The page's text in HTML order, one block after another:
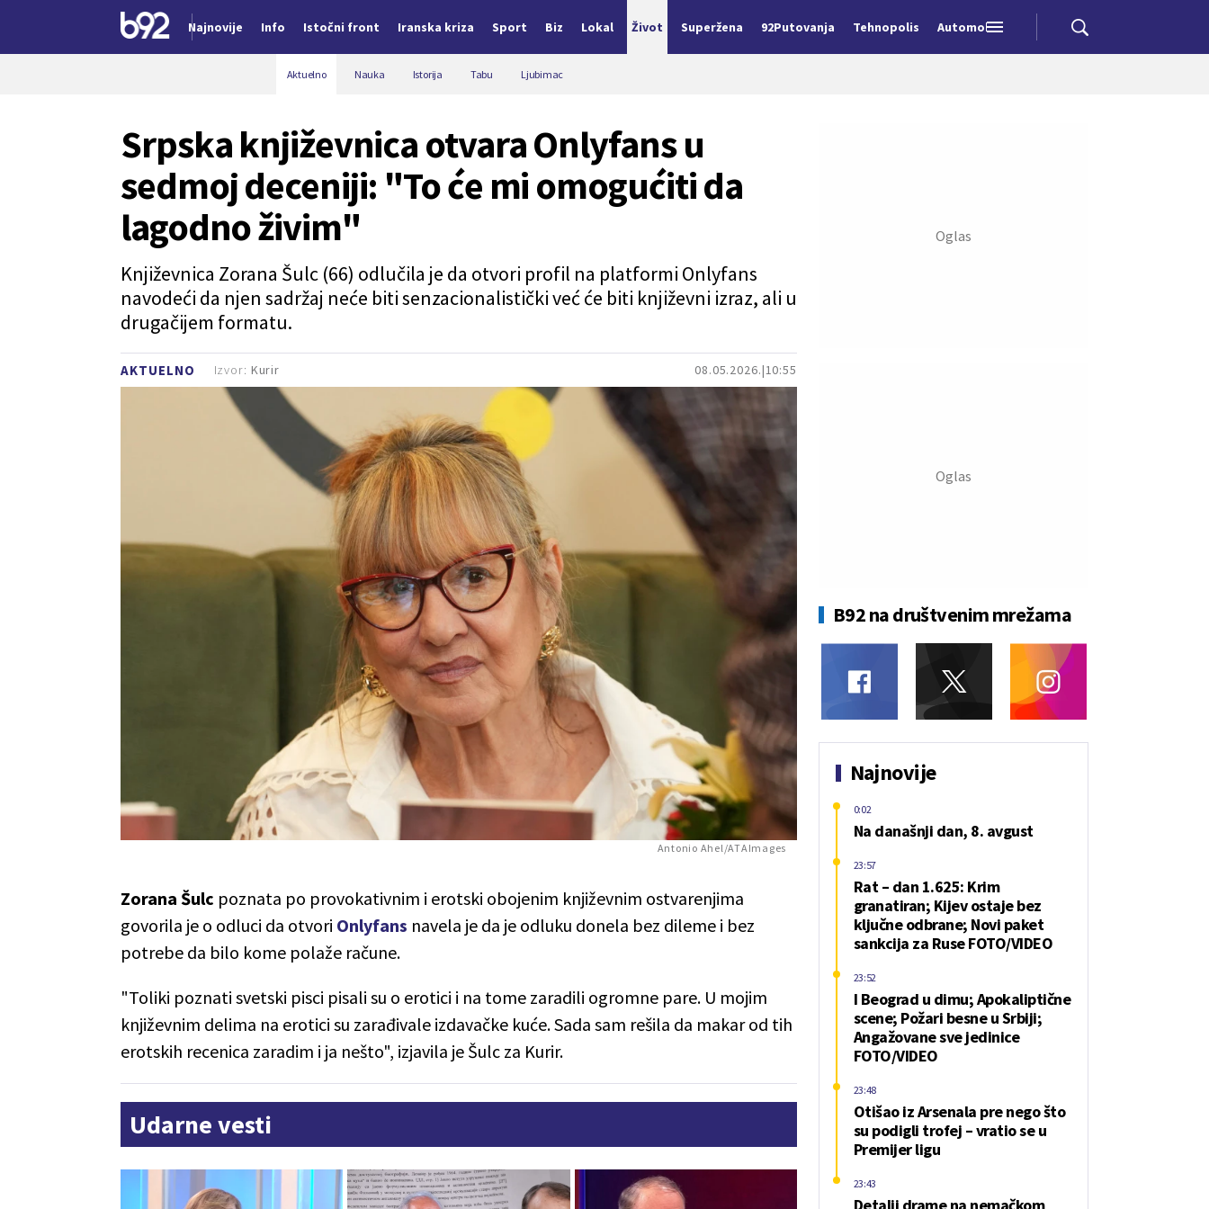
Najnovije Info Istočni front Iranska kriza Sport Biz Lokal Život Superžena 92Putovanja Tehnopolis Automobili
Aktuelno Nauka Istorija Tabu Ljubimac
AKTUELNO 08.05.2026. 10:55
Srpska književnica otvara Onlyfans u
sedmoj deceniji: "To će mi omogućiti da
lagodno živim"
Književnica Zorana Šulc (66) odlučila je da otvori profil na platformi Onlyfans
navodeći da njen sadržaj neće biti senzacionalistički već će biti književni izraz, ali u
drugačijem formatu.
Izvor: Kurir
Antonio Ahel/ATAImages
Zorana Šulc poznata po provokativnim i erotski obojenim književnim ostvarenjima
govorila je o odluci da otvori Onlyfans navela je da je odluku donela bez dileme i bez
potrebe da bilo kome polaže račune.
"Toliki poznati svetski pisci pisali su o erotici i na tome zaradili ogromne pare. U mojim
književnim delima na erotici su zarađivale izdavačke kuće. Sada sam rešila da makar od tih
erotskih recenica zaradim i ja nešto", izjavila je Šulc za Kurir.
Udarne vesti
B92 na društvenim mrežama
Najnovije
Na današnji dan, 8. avgust
0:02
Rat – dan 1.625: Krim
granatiran; Kijev ostaje bez
ključne odbrane; Novi paket
sankcija za Ruse FOTO/VIDEO
23:57
I Beograd u dimu; Apokaliptične
scene; Požari besne u Srbiji;
Angažovane sve jedinice
FOTO/VIDEO
23:52
Otišao iz Arsenala pre nego što
su podigli trofej – vratio se u
Premijer ligu
23:48
23:43